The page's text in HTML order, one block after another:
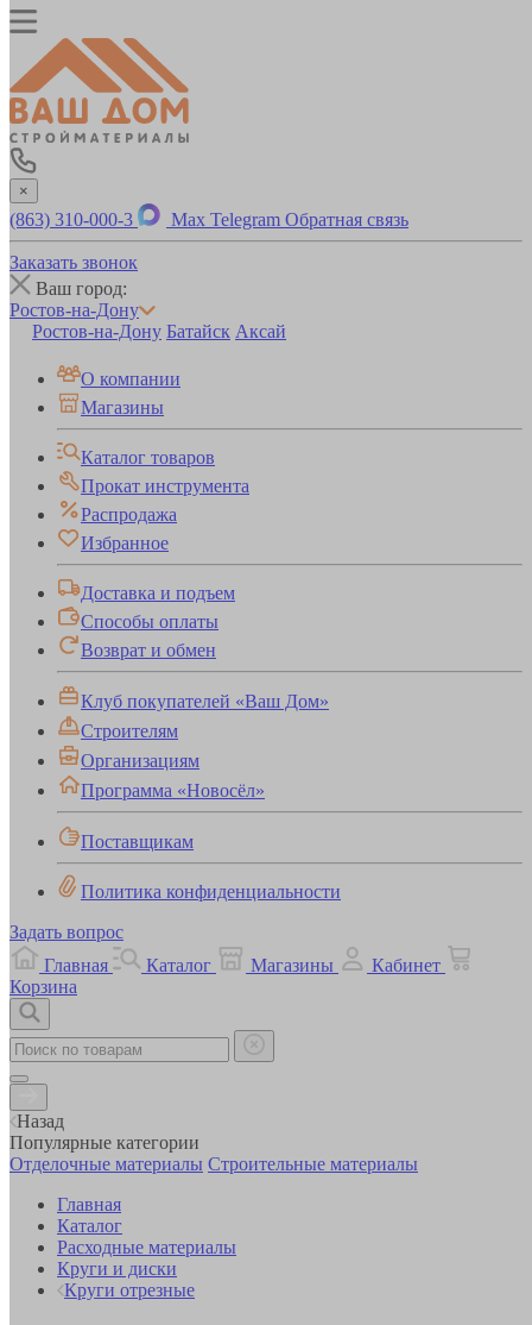
×
(863) 310-000-3 Max Telegram Обратная связь
Заказать звонок
Ваш город:
Ростов-на-Дону
Ростов-на-Дону Батайск Аксай
О компании
Магазины
Каталог товаров
Прокат инструмента
Распродажа
Избранное
Доставка и подъем
Способы оплаты
Возврат и обмен
Клуб покупателей «Ваш Дом»
Строителям
Организациям
Программа «Новосёл»
Поставщикам
Политика конфиденциальности
Задать вопрос
Главная
Каталог Магазины
Кабинет
Корзина
Назад
Популярные категории
Отделочные материалы Строительные материалы
Главная
Каталог
Расходные материалы
Круги и диски
Круги отрезные